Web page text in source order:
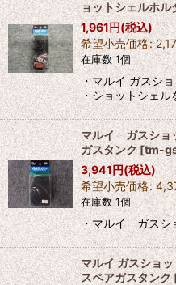
ョットシェルホル
1,961円(税込)
希望小売価格:
在庫数 1個
・マルイ ガスシ
・ショットシェル
マルイ ガスシ
ガスタンク[tm-
3,941円(税込)
希望小売価格:
在庫数 1個
・マルイ ガスシ
マルイ ガスショ
スペアガスタンク